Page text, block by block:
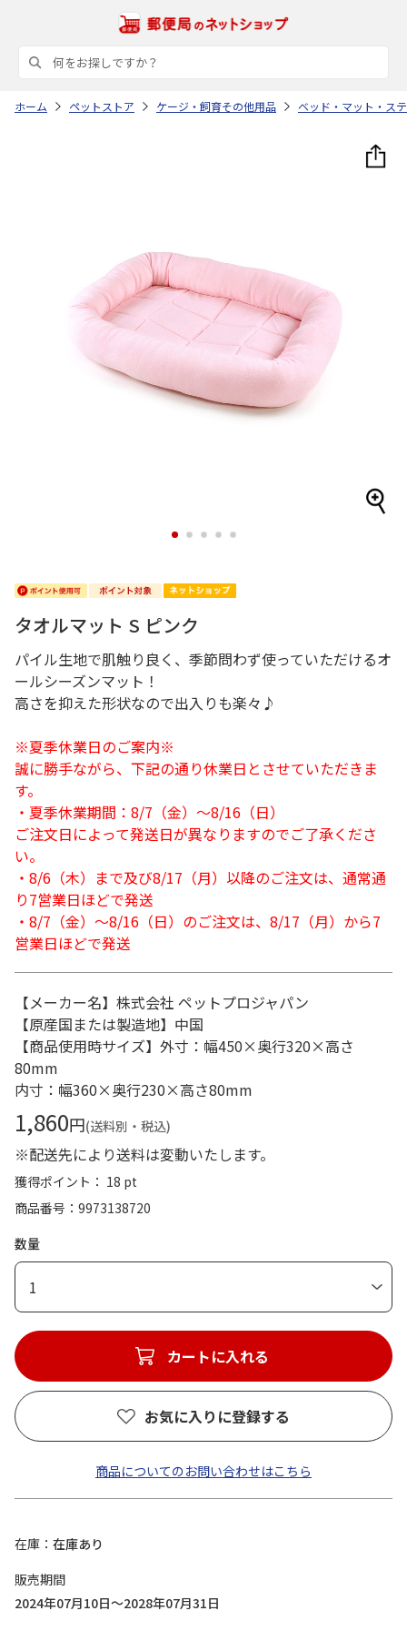
ホーム ペットストア ケージ・飼育その他用品 ベッド・マット・ス
1 2 3 4 5
タオルマット S ピンク
パイル生地で肌触り良く、季節問わず使っていただけるオ
ールシーズンマット！
高さを抑えた形状なので出入りも楽々♪
※夏季休業日のご案内※
誠に勝手ながら、下記の通り休業日とさせていただきま
す。
・夏季休業期間：8/7（金）～8/16（日）
ご注文日によって発送日が異なりますのでご了承くださ
い。
・8/6（木）まで及び8/17（月）以降のご注文は、通常通
り7営業日ほどで発送
・8/7（金）～8/16（日）のご注文は、8/17（月）から7
営業日ほどで発送
【メーカー名】株式会社 ペットプロジャパン
【原産国または製造地】中国
【商品使用時サイズ】外寸：幅450×奥行320×高さ
80mm
内寸：幅360×奥行230×高さ80mm
1,860円(送料別・税込)
※配送先により送料は変動いたします。
獲得ポイント： 18 pt
商品番号
9973138720
数量
1
カートに入れる
お気に入りに登録する
商品についてのお問い合わせはこちら
在庫
在庫あり
販売期間
2024年07月10日～2028年07月31日